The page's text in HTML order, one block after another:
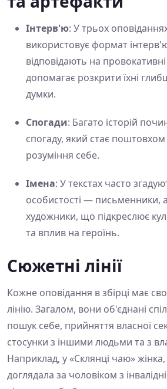
Інтерв'ю: У трьох
використовує формат
відповідають на
допомагає розкрити їхні
думки.
Спогади: Багато історій
спогаду, який стає поштовхом
розуміння себе.
Імена: У текстах часто
особистості — письменники,
художники, що підкреслює
та вплив на героїнь.
Сюжетні лінії
Кожне оповідання в збірці має
лінію. Загалом, вони об'єднані
пошук себе, прийняття власної
стосунки з іншими людьми та з
Наприклад, у «Склянці чаю»
доглядала за чоловіком з